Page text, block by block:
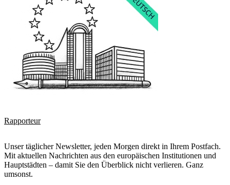
Rapporteur
Unser täglicher Newsletter, jeden Morgen direkt in Ihrem Postfach.
Mit aktuellen Nachrichten aus den europäischen Institutionen und
Hauptstädten – damit Sie den Überblick nicht verlieren. Ganz
umsonst.